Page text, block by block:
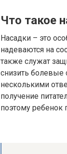
Что такое
Насадки – это
надеваются на
также служат
снизить
несколькими
получение
поэтому ребенок